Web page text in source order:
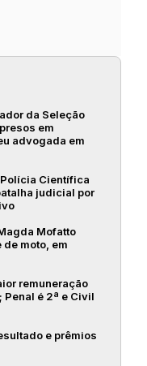
da Seleção
em
advogada em
Científica
judicial por
Mofatto
moto, em
remuneração
Penal é 2ª e Civil
e prêmios